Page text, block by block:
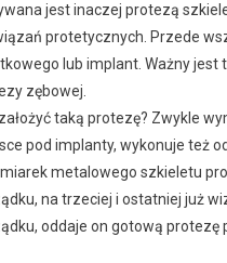
jest inaczej protezą
protetycznych. Przede
lub implant. Ważny
zębowej.
taką protezę? Zwykle
pod implanty, wykonuje też
metalowego szkieletu
na trzeciej i ostatniej już
oddaje on gotową protezę